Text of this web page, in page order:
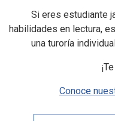
Si eres estudiante
habilidades en lectura,
una turoría
Conoce